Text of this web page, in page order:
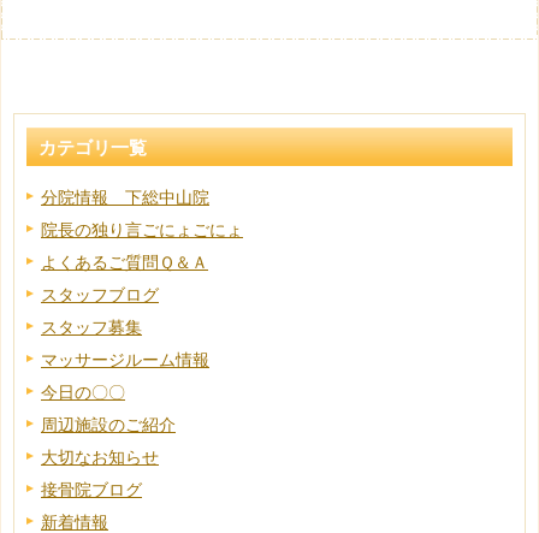
カテゴリ一覧
分院情報 下総中山院
院長の独り言ごにょごにょ
よくあるご質問Ｑ＆Ａ
スタッフブログ
スタッフ募集
マッサージルーム情報
今日の〇〇
周辺施設のご紹介
大切なお知らせ
接骨院ブログ
新着情報